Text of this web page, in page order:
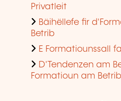
Privatleit
Bäihëllefe fir
Betrib
E Formatiounssall
D'Tendenzen am
Formatioun am